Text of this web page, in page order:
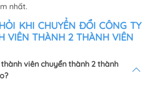
nhất.
KHI CHUYỂN ĐỔI CÔNG TY
VIÊN THÀNH 2 THÀNH VIÊN
thành viên chuyển thành 2 thành